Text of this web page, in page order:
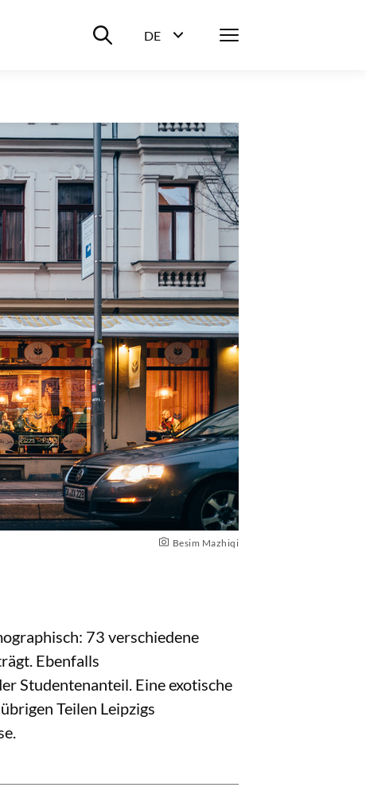
Suche ein-/ausblenden
DE
Menü
Besim Mazhiqi
73 verschiedene
Ebenfalls
Studentenanteil. Eine exotische
Teilen Leipzigs